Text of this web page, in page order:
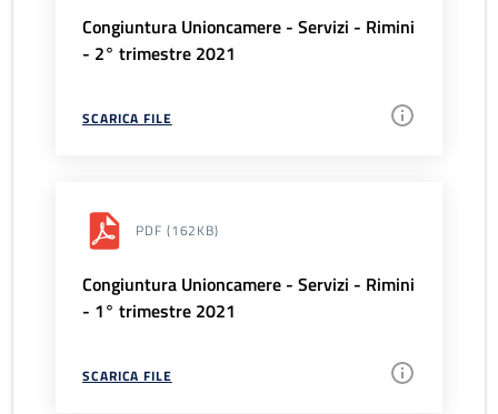
Congiuntura Unioncamere - Servizi - Rimini
- 2° trimestre 2021
SCARICA FILE
PDF (162KB)
Congiuntura Unioncamere - Servizi - Rimini
- 1° trimestre 2021
SCARICA FILE